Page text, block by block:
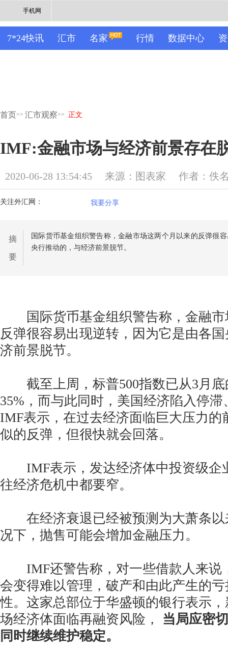
手机网
7*24快讯 汇市 名家 行情 数据中心
首页>> 汇市观察>> 正文
IMF:金融市场与经济前景存在
2020-06-28 13:54:45 来源：图表家 作者：佚
关注外汇网： 我要分享
摘
要
国际货币基金组织警告称，金融市场这两个月以来的反弹很
央行推动的，与经济前景脱节。
国际货币基金组织警告称，金融市
反弹很容易出现逆转，因为它是由各
济前景脱节。
截至上周，标普500指数已从3月底
35%，而与此同时，美国经济陷入停
IMF表示，在过去经济面临巨大压力的
似的反弹，但很快就会回落。
IMF表示，发达经济体中投资级企
往经济危机中都要窄。
在经济衰退已经被预测为大萧条以
况下，抛售可能会增加金融压力。
IMF还警告称，对一些借款人来说
会变得难以管理，破产和由此产生的
性。这家总部位于华盛顿的银行表示
场经济体面临再融资风险， 当局应密
同时继续维护稳定。